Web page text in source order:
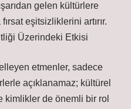
gelen kültürlere
eşitsizliklerini artırır.
Üzerindeki Etkisi
etmenler, sadece
açıklanamaz; kültürel
kimlikler de önemli bir rol